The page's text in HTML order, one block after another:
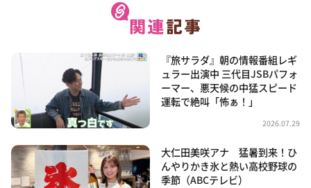
『旅サラダ』朝の情報番組レギ
ュラー出演中 三代目JSBパフォ
ーマー、悪天候の中猛スピード
運転で絶叫「怖ぁ！」
2026.07.29
大仁田美咲アナ 猛暑到来！ひ
んやりかき氷と熱い高校野球の
季節（ABCテレビ）